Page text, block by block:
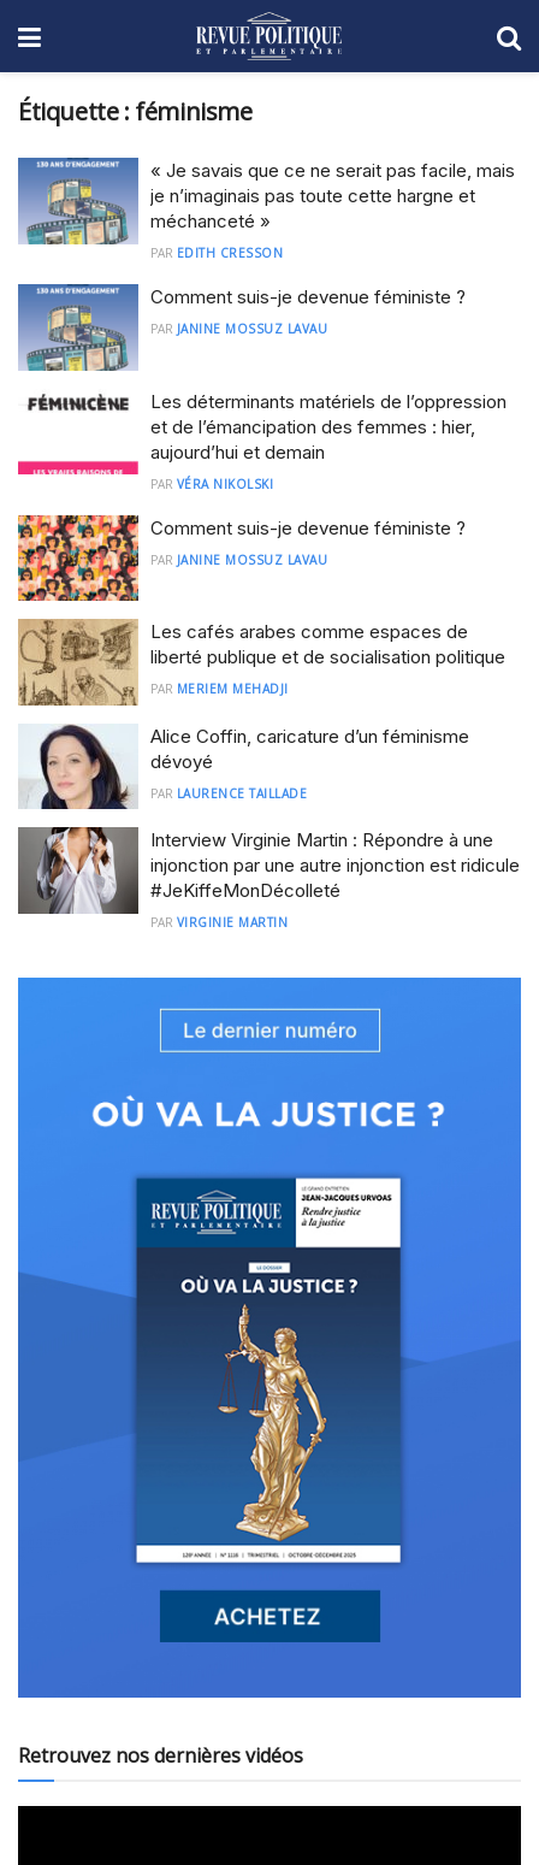
Étiquette : féminisme
« Je savais que ce ne serait pas facile, mais
je n’imaginais pas toute cette hargne et
méchanceté »
PAR EDITH CRESSON
Comment suis-je devenue féministe ?
PAR JANINE MOSSUZ LAVAU
Les déterminants matériels de l’oppression
et de l’émancipation des femmes : hier,
aujourd’hui et demain
PAR VÉRA NIKOLSKI
Comment suis-je devenue féministe ?
PAR JANINE MOSSUZ LAVAU
Les cafés arabes comme espaces de
liberté publique et de socialisation politique
PAR MERIEM MEHADJI
Alice Coffin, caricature d’un féminisme
dévoyé
PAR LAURENCE TAILLADE
Interview Virginie Martin : Répondre à une
injonction par une autre injonction est ridicule
#JeKiffeMonDécolleté
PAR VIRGINIE MARTIN
Retrouvez nos dernières vidéos